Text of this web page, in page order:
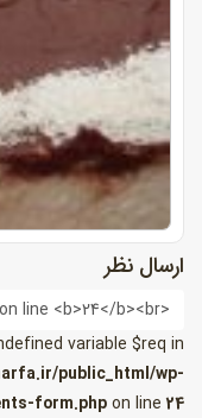
ارسال نظر
variable $req in
public_html/wp-
form.phpon line24